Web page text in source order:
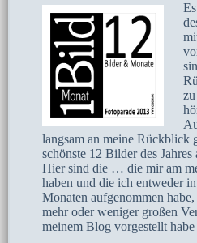
langsam an meine Rückblick
schönste 12 Bilder des Jahres
Hier sind die … die mir am
haben und die ich entweder
Monaten aufgenommen
mehr oder weniger großen
meinem Blog vorgestellt habe